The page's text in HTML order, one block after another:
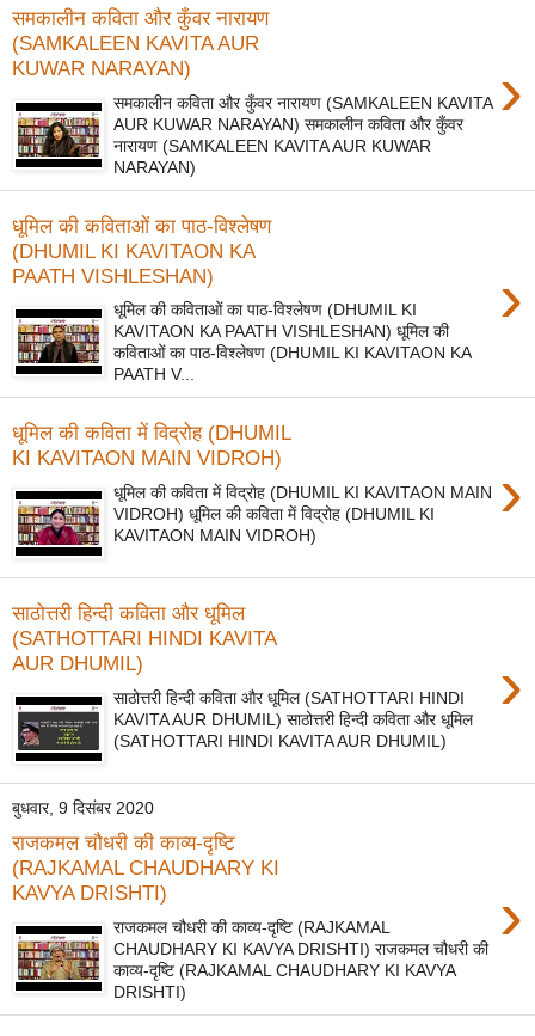
समकालीन कविता और कुँवर नारायण
(SAMKALEEN KAVITA AUR
KUWAR NARAYAN)
›
समकालीन कविता और कुँवर नारायण (SAMKALEEN KAVITA
AUR KUWAR NARAYAN) समकालीन कविता और कुँवर
नारायण (SAMKALEEN KAVITA AUR KUWAR
NARAYAN)
धूमिल की कविताओं का पाठ-विश्लेषण
(DHUMIL KI KAVITAON KA
PAATH VISHLESHAN)
›
धूमिल की कविताओं का पाठ-विश्लेषण (DHUMIL KI
KAVITAON KA PAATH VISHLESHAN) धूमिल की
कविताओं का पाठ-विश्लेषण (DHUMIL KI KAVITAON KA
PAATH V...
धूमिल की कविता में विद्रोह (DHUMIL
KI KAVITAON MAIN VIDROH)
›
धूमिल की कविता में विद्रोह (DHUMIL KI KAVITAON MAIN
VIDROH) धूमिल की कविता में विद्रोह (DHUMIL KI
KAVITAON MAIN VIDROH)
साठोत्तरी हिन्दी कविता और धूमिल
(SATHOTTARI HINDI KAVITA
AUR DHUMIL)
›
साठोत्तरी हिन्दी कविता और धूमिल (SATHOTTARI HINDI
KAVITA AUR DHUMIL) साठोत्तरी हिन्दी कविता और धूमिल
(SATHOTTARI HINDI KAVITA AUR DHUMIL)
बुधवार, 9 दिसंबर 2020
राजकमल चौधरी की काव्य-दृष्टि
(RAJKAMAL CHAUDHARY KI
KAVYA DRISHTI)
›
राजकमल चौधरी की काव्य-दृष्टि (RAJKAMAL
CHAUDHARY KI KAVYA DRISHTI) राजकमल चौधरी की
काव्य-दृष्टि (RAJKAMAL CHAUDHARY KI KAVYA
DRISHTI)